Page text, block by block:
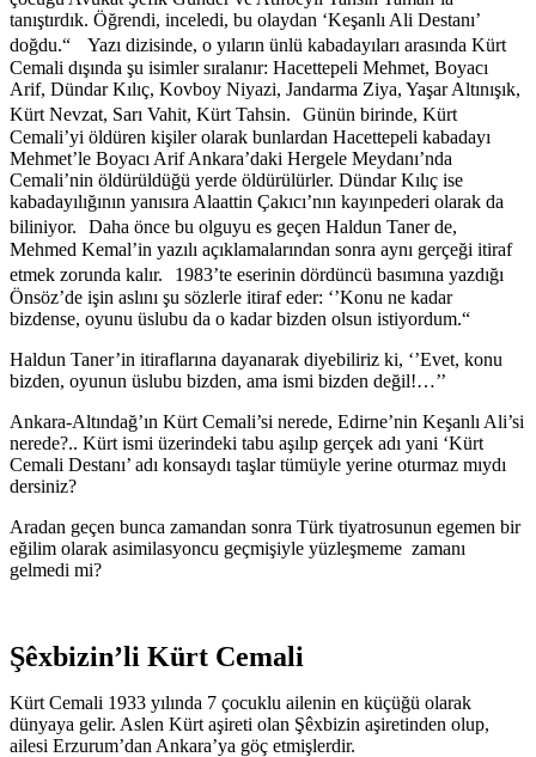
tanıştırdık. Öğrendi, inceledi, bu olaydan ‘Keşanlı Ali Destanı’
doğdu.“ Yazı dizisinde, o yıların ünlü kabadayıları arasında Kürt
Cemali dışında şu isimler sıralanır: Hacettepeli Mehmet, Boyacı
Arif, Dündar Kılıç, Kovboy Niyazi, Jandarma Ziya, Yaşar Altınışık,
Kürt Nevzat, Sarı Vahit, Kürt Tahsin. Günün birinde, Kürt
Cemali’yi öldüren kişiler olarak bunlardan Hacettepeli kabadayı
Mehmet’le Boyacı Arif Ankara’daki Hergele Meydanı’nda
Cemali’nin öldürüldüğü yerde öldürülürler. Dündar Kılıç ise
kabadayılığının yanısıra Alaattin Çakıcı’nın kayınpederi olarak da
biliniyor. Daha önce bu olguyu es geçen Haldun Taner de,
Mehmed Kemal’in yazılı açıklamalarından sonra aynı gerçeği itiraf
etmek zorunda kalır. 1983’te eserinin dördüncü basımına yazdığı
Önsöz’de işin aslını şu sözlerle itiraf eder: ‘’Konu ne kadar
bizdense, oyunu üslubu da o kadar bizden olsun istiyordum.“
Haldun Taner’in itiraflarına dayanarak diyebiliriz ki, ‘’Evet, konu
bizden, oyunun üslubu bizden, ama ismi bizden değil!…’’
Ankara-Altındağ’ın Kürt Cemali’si nerede, Edirne’nin Keşanlı Ali’si
nerede?.. Kürt ismi üzerindeki tabu aşılıp gerçek adı yani ‘Kürt
Cemali Destanı’ adı konsaydı taşlar tümüyle yerine oturmaz mıydı
dersiniz?
Aradan geçen bunca zamandan sonra Türk tiyatrosunun egemen bir
eğilim olarak asimilasyoncu geçmişiyle yüzleşmeme zamanı
gelmedi mi?
Şêxbizin’li Kürt Cemali
Kürt Cemali 1933 yılında 7 çocuklu ailenin en küçüğü olarak
dünyaya gelir. Aslen Kürt aşireti olan Şêxbizin aşiretinden olup,
ailesi Erzurum’dan Ankara’ya göç etmişlerdir.